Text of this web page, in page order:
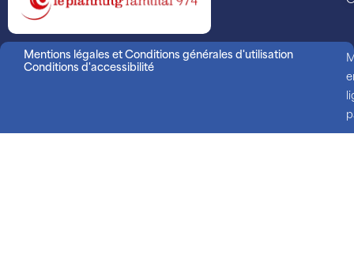
Mentions légales et Conditions générales d'utilisation
Conditions d'accessibilité